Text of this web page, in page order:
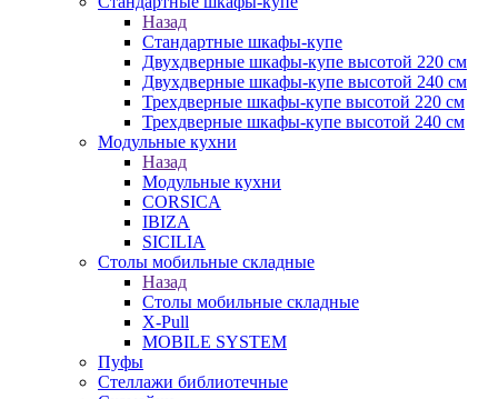
Назад
Стандартные шкафы-купе
Двухдверные шкафы-купе высотой 220 см
Двухдверные шкафы-купе высотой 240 см
Трехдверные шкафы-купе высотой 220 см
Трехдверные шкафы-купе высотой 240 см
Модульные кухни
Назад
Модульные кухни
CORSICA
IBIZA
SICILIA
Столы мобильные складные
Назад
Столы мобильные складные
X-Pull
MOBILE SYSTEM
Пуфы
Стеллажи библиотечные